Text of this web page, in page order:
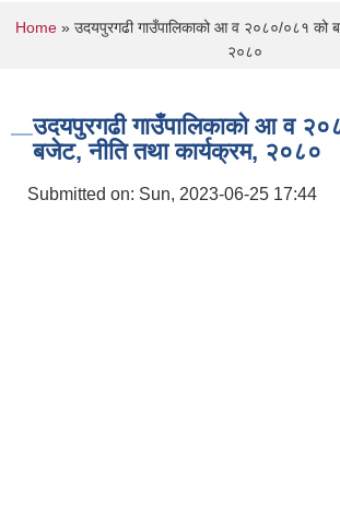
You are here
Home» उदयपुरगढी गाउँपालिकाको आ व २०८०/०८१ को
२०८०
उदयपुरगढी गाउँपालिकाको आ व
बजेट, नीति तथा कार्यक्रम, २०८०
Submitted on: Sun, 2023-06-25 17:44